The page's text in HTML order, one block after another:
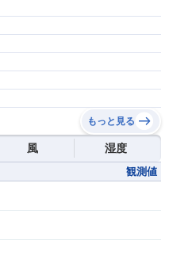
もっと見る
風 湿度
観測値